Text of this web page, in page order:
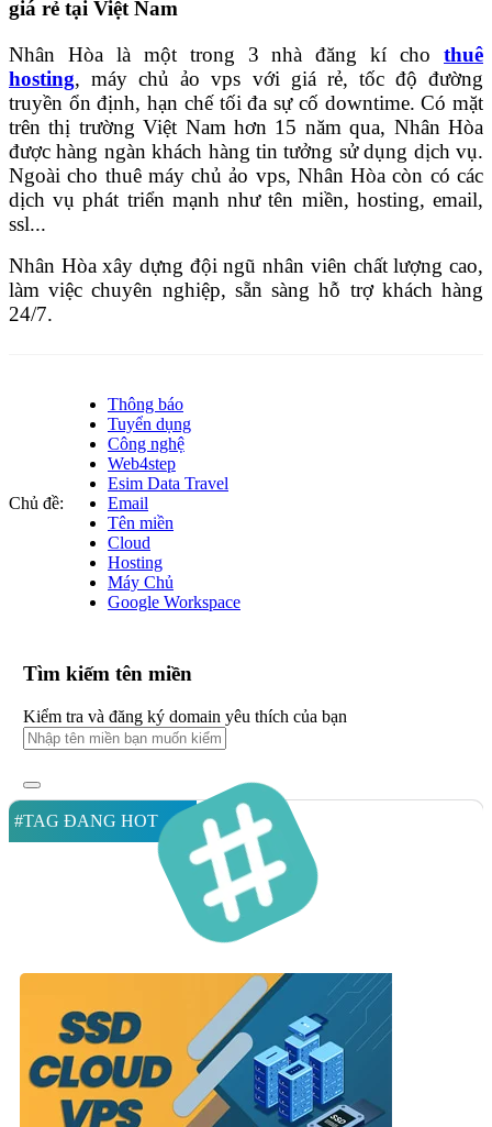
giá rẻ tại Việt Nam
Nhân Hòa là một trong 3 nhà đăng kí cho thuê
hosting, máy chủ ảo vps với giá rẻ, tốc độ đường
truyền ổn định, hạn chế tối đa sự cố downtime. Có mặt
trên thị trường Việt Nam hơn 15 năm qua, Nhân Hòa
được hàng ngàn khách hàng tin tưởng sử dụng dịch vụ.
Ngoài cho thuê máy chủ ảo vps, Nhân Hòa còn có các
dịch vụ phát triển mạnh như tên miền, hosting, email,
ssl...
Nhân Hòa xây dựng đội ngũ nhân viên chất lượng cao,
làm việc chuyên nghiệp, sẵn sàng hỗ trợ khách hàng
24/7.
Chủ đề:
Thông báo
Tuyển dụng
Công nghệ
Web4step
Esim Data Travel
Email
Tên miền
Cloud
Hosting
Máy Chủ
Google Workspace
Tìm kiếm tên miền
Kiểm tra và đăng ký domain yêu thích của bạn
#TAG ĐANG HOT